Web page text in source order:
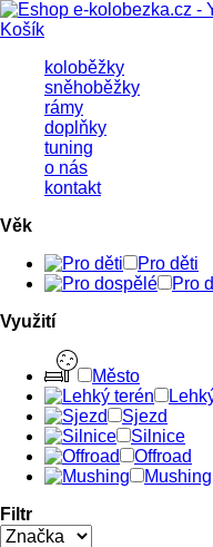
Košík
koloběžky
sněhoběžky
rámy
doplňky
tuning
o nás
kontakt
Věk
Pro děti
Pro
Využití
Město
Sjezd
Silnice
Offroad
Mushing
Filtr